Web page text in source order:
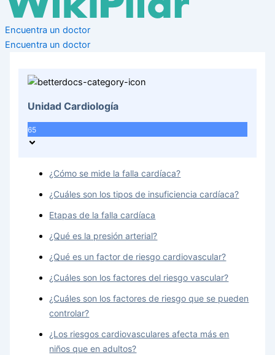
Encuentra un doctor
Encuentra un doctor
Unidad Cardiología
65
¿Cómo se mide la falla cardíaca?
¿Cuáles son los tipos de insuficiencia cardíaca?
Etapas de la falla cardíaca
¿Qué es la presión arterial?
¿Qué es un factor de riesgo cardiovascular?
¿Cuáles son los factores del riesgo vascular?
¿Cuáles son los factores de riesgo que se pueden
controlar?
¿Los riesgos cardiovasculares afecta más en
niños que en adultos?